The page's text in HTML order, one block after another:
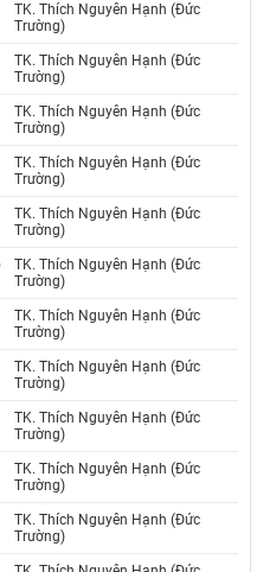
TK. Thích Nguyên Hạnh (Đức
Trường)
TK. Thích Nguyên Hạnh (Đức
Trường)
TK. Thích Nguyên Hạnh (Đức
Trường)
TK. Thích Nguyên Hạnh (Đức
Trường)
TK. Thích Nguyên Hạnh (Đức
Trường)
TK. Thích Nguyên Hạnh (Đức
Trường)
TK. Thích Nguyên Hạnh (Đức
Trường)
TK. Thích Nguyên Hạnh (Đức
Trường)
TK. Thích Nguyên Hạnh (Đức
Trường)
TK. Thích Nguyên Hạnh (Đức
Trường)
TK. Thích Nguyên Hạnh (Đức
Trường)